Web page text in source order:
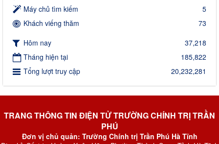
Máy chủ tìm kiếm
5
Khách viếng thăm
73
Hôm nay
37,218
Tháng hiện tại
185,822
Tổng lượt truy cập
20,232,281
TRANG THÔNG TIN ĐIỆN TỬ TRƯỜNG CHÍNH TRỊ TRẦN
PHÚ
Đơn vị chủ quản: Trường Chính trị Trần Phú Hà Tĩnh